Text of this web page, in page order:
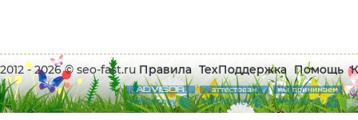
2012 - 2026 © seo-fast.ru Правила ТехПоддержка Помощь